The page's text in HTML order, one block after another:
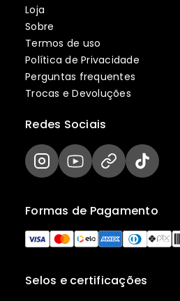
Loja
Sobre
Termos de uso
Política de Privacidade
Perguntas frequentes
Trocas e Devoluções
Selos e certificações
Formas de Pagamento
Redes Sociais